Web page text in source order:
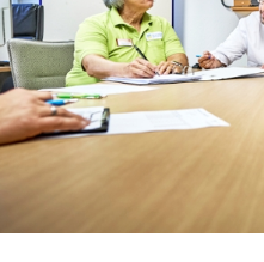
Sozialdienste & Zuweisende
Suche
Leichte Sprache